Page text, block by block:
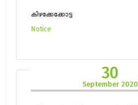
കിഴക്കേക്കോട്ട
Notice
30
September 2020